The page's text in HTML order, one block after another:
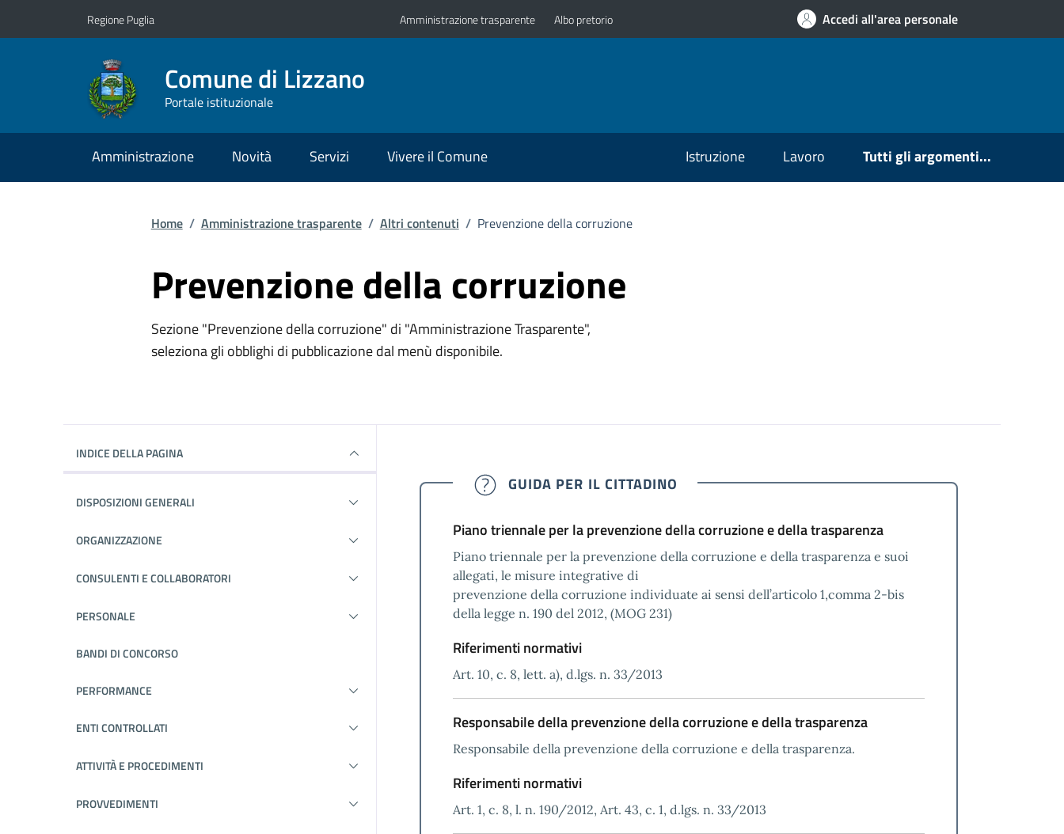
Regione Puglia Amministrazione trasparente Albo pretorio Accedi all'area personale
Comune di Lizzano
Portale istituzionale
Amministrazione Novità Servizi Vivere il Comune Istruzione Lavoro Tutti gli argomenti...
Home / Amministrazione trasparente / Altri contenuti / Prevenzione della corruzione
Prevenzione della corruzione
Sezione "Prevenzione della corruzione" di "Amministrazione Trasparente",
seleziona gli obblighi di pubblicazione dal menù disponibile.
INDICE DELLA PAGINA
DISPOSIZIONI GENERALI
ORGANIZZAZIONE
CONSULENTI E COLLABORATORI
PERSONALE
BANDI DI CONCORSO
PERFORMANCE
ENTI CONTROLLATI
ATTIVITÀ E PROCEDIMENTI
PROVVEDIMENTI
GUIDA PER IL CITTADINO
Piano triennale per la prevenzione della corruzione e della trasparenza
Piano triennale per la prevenzione della corruzione e della trasparenza e suoi
allegati, le misure integrative di
prevenzione della corruzione individuate ai sensi dell’articolo 1,comma 2-bis
della legge n. 190 del 2012, (MOG 231)
Riferimenti normativi
Art. 10, c. 8, lett. a), d.lgs. n. 33/2013
Responsabile della prevenzione della corruzione e della trasparenza
Responsabile della prevenzione della corruzione e della trasparenza.
Riferimenti normativi
Art. 1, c. 8, l. n. 190/2012, Art. 43, c. 1, d.lgs. n. 33/2013